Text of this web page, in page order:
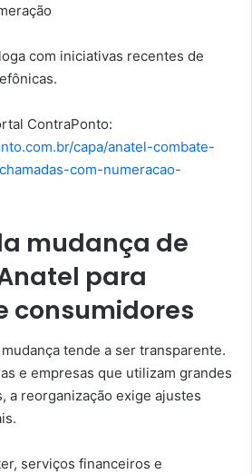
com iniciativas recentes de
ContraPonto:
capa/anatel-combate-
com-numeracao-
mudança de
para
consumidores
tende a ser transparente.
e empresas que utilizam grandes
a reorganização exige ajustes
serviços financeiros e